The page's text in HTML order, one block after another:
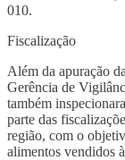
010.
Fiscalização
Além da apuração
Gerência de
também
parte das
região, com o
alimentos vendidos